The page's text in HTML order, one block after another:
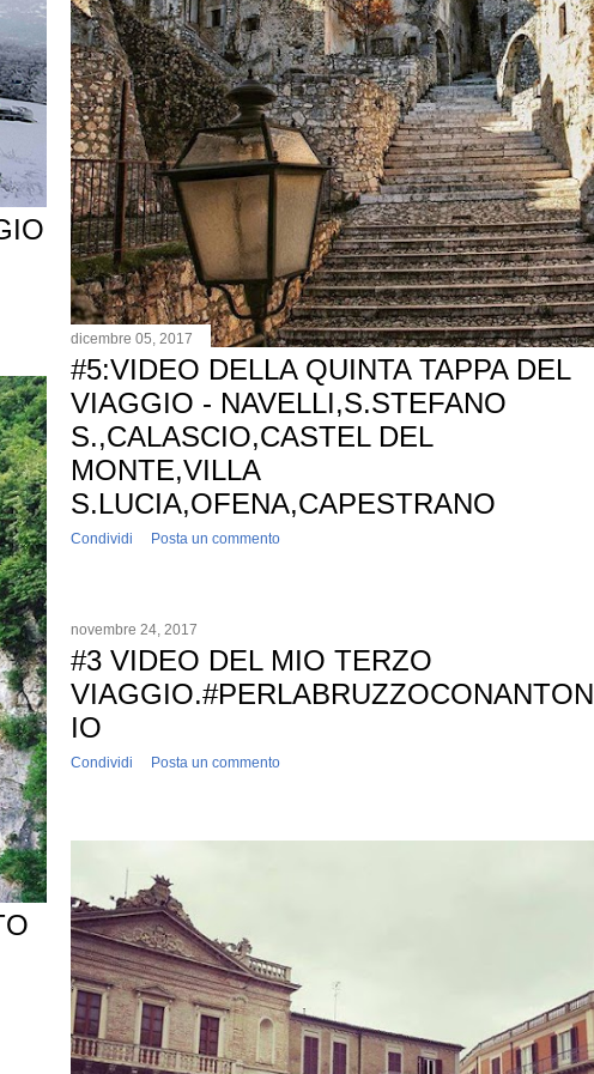
dicembre 05, 2017
#5:VIDEO DELLA QUINTA TAPPA DEL
VIAGGIO - NAVELLI,S.STEFANO
S.,CALASCIO,CASTEL DEL
MONTE,VILLA
S.LUCIA,OFENA,CAPESTRANO
Condividi Posta un commento
novembre 24, 2017
#3 VIDEO DEL MIO TERZO
VIAGGIO.#PERLABRUZZOCONANTON
IO
Condividi Posta un commento